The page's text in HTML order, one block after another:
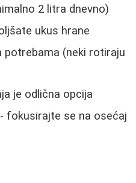
2 litra dnevno)
ukus hrane
potrebama (neki rotiraju
je odlična opcija
fokusirajte se na osećaj